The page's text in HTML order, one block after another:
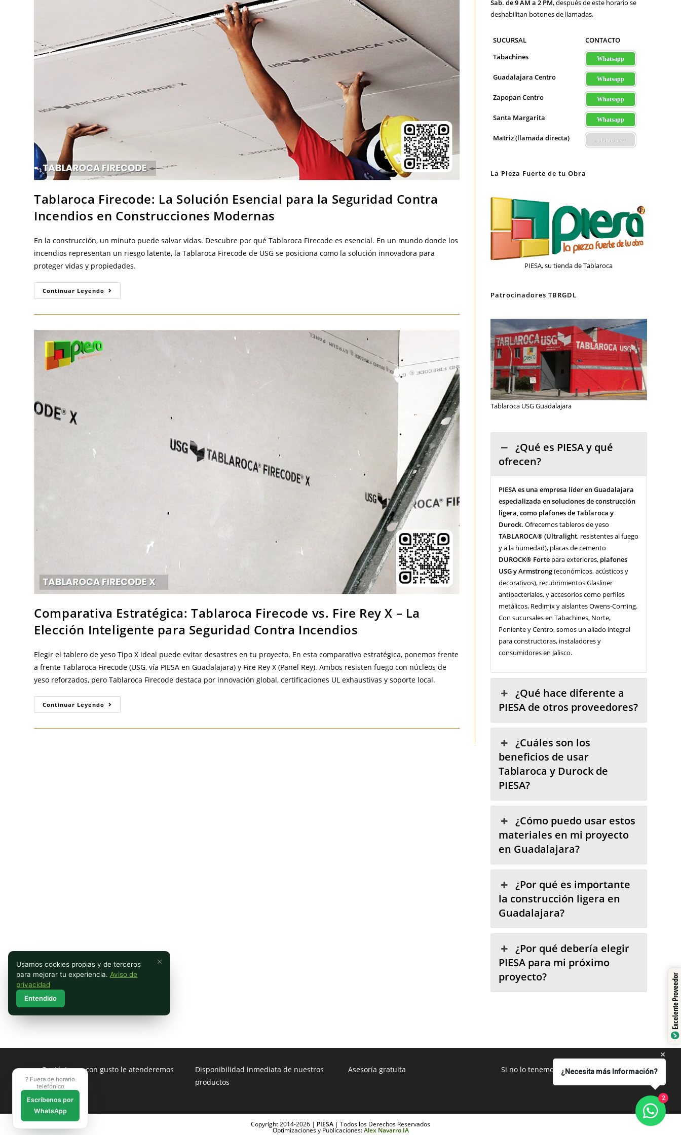
¿Necesita más Información?
2
Tablaroca Firecode: La Solución Esencial para la Seguridad Contra
Incendios en Construcciones Modernas
En la construcción, un minuto puede salvar vidas. Descubre por qué Tablaroca Firecode es esencial. En un mundo donde los
incendios representan un riesgo latente, la Tablaroca Firecode de USG se posiciona como la solución innovadora para
proteger vidas y propiedades.
Continuar Leyendo Tablaroca
Firecode:
Solución
La
En
Modernas
Comparativa Estratégica: Tablaroca Firecode vs. Fire Rey X – La
Elección Inteligente para Seguridad Contra Incendios
Elegir el tablero de yeso Tipo X ideal puede evitar desastres en tu proyecto. En esta comparativa estratégica, ponemos frente
a frente Tablaroca Firecode (USG, vía PIESA en Guadalajara) y Fire Rey X (Panel Rey). Ambos resisten fuego con núcleos de
yeso reforzados, pero Tablaroca Firecode destaca por innovación global, certificaciones UL exhaustivas y soporte local.
Continuar Leyendo Comparativa
Estratégica:
Firecode
Sab. de 9 AM a 2 PM, después de este horario se
deshabilitan botones de llamadas.
SUCURSAL
CONTACTO
Tabachines
Whatsapp
Guadalajara Centro Whatsapp
Zapopan Centro Whatsapp
Santa Margarita Whatsapp
Matriz (llamada directa) ¡Llámenos!!
La Pieza Fuerte de tu Obra
PIESA, su tienda de Tablaroca
Patrocinadores TBRGDL
Tablaroca USG Guadalajara
¿Qué es PIESA y qué
ofrecen?
PIESA es una empresa líder en Guadalajara
especializada en soluciones de construcción
ligera, como plafones de Tablaroca y
Durock. Ofrecemos tableros de yeso
TABLAROCA® (Ultralight, resistentes al fuego
y a la humedad), placas de cemento
DUROCK® Forte para exteriores, plafones
USG y Armstrong(económicos, acústicos y
decorativos), recubrimientos Glasliner
antibacteriales, y accesorios como perfiles
metálicos, Redimix y aislantes Owens-Corning.
Con sucursales en Tabachines, Norte,
Poniente y Centro, somos un aliado integral
para constructoras, instaladores y
consumidores en Jalisco.
¿Qué hace diferente a
PIESA de otros proveedores?
¿Cuáles son los
beneficios de usar
Tablaroca y Durock de
PIESA?
¿Cómo puedo usar estos
materiales en mi proyecto
en Guadalajara?
¿Por qué es importante
la construcción ligera en
Guadalajara?
¿Por qué debería elegir
PIESA para mi próximo
proyecto?
Contáctenos con gusto le atenderemos
Disponibilidad inmediata de nuestros
productos
Asesoría gratuita Si no lo tenemos se los conseguimos
Copyright 2014-2026 | PIESA | Todos los Derechos Reservados
Optimizaciones y Publicaciones:Alex Navarro IA
? Fuera de horario
telefónico
Escríbenos por
WhatsApp
Usamos cookies propias y de terceros
para mejorar tu experiencia. Aviso de
privacidad
Entendido
Excelente Proveedor